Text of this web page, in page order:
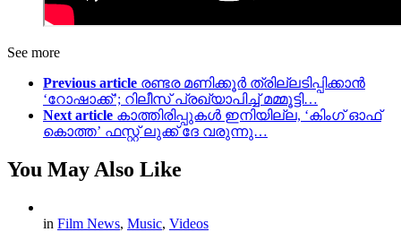
See more
Previous article രണ്ടര മണിക്കൂർ ത്രില്ലടിപ്പിക്കാൻ
‘റോഷാക്ക്’; റിലീസ് പ്രഖ്യാപിച്ച് മമ്മൂട്ടി…
Next article കാത്തിരിപ്പുകൾ ഇനിയില്ല, ‘കിംഗ്‌ ഓഫ്
കൊത്ത’ ഫസ്റ്റ് ലുക്ക് ദേ വരുന്നു…
You May Also Like
in Film News, Music, Videos